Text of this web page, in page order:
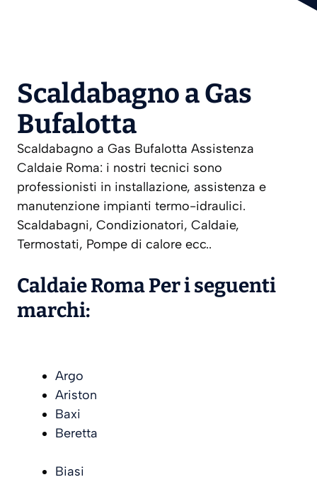
Scaldabagno a Gas
Bufalotta
Scaldabagno a Gas Bufalotta Assistenza
Caldaie Roma: i nostri tecnici sono
professionisti in installazione, assistenza e
manutenzione impianti termo-idraulici.
Scaldabagni, Condizionatori, Caldaie,
Termostati, Pompe di calore ecc..
Caldaie Roma Per i seguenti
marchi:
Argo
Ariston
Baxi
Beretta
Biasi